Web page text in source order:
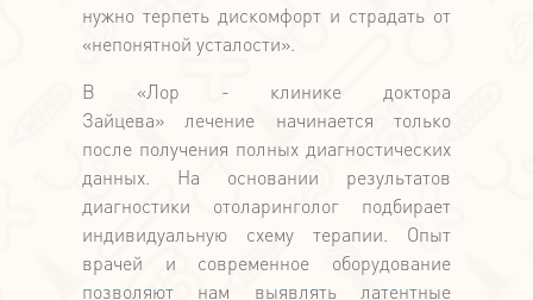
нужно терпеть дискомфорт и страдать от
«непонятной усталости».
В «Лор - клинике доктора
Зайцева» лечение начинается только
после получения полных диагностических
данных. На основании результатов
диагностики отоларинголог подбирает
индивидуальную схему терапии. Опыт
врачей и современное оборудование
позволяют нам выявлять латентные